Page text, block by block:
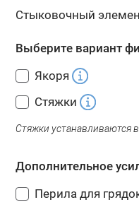
Стыковочный
Выберите вариант
Якоря
Стяжки
Стяжки устанавливаются
Дополнительное
Перила для